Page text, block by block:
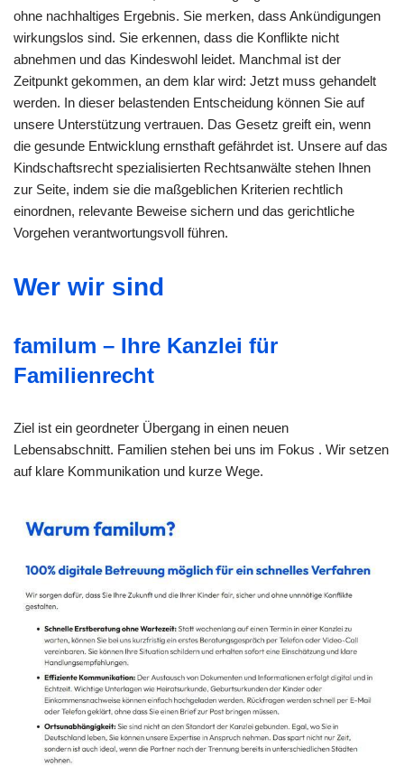
ohne nachhaltiges Ergebnis. Sie merken, dass Ankündigungen
wirkungslos sind. Sie erkennen, dass die Konflikte nicht
abnehmen und das Kindeswohl leidet. Manchmal ist der
Zeitpunkt gekommen, an dem klar wird: Jetzt muss gehandelt
werden. In dieser belastenden Entscheidung können Sie auf
unsere Unterstützung vertrauen. Das Gesetz greift ein, wenn
die gesunde Entwicklung ernsthaft gefährdet ist. Unsere auf das
Kindschaftsrecht spezialisierten Rechtsanwälte stehen Ihnen
zur Seite, indem sie die maßgeblichen Kriterien rechtlich
einordnen, relevante Beweise sichern und das gerichtliche
Vorgehen verantwortungsvoll führen.
Wer wir sind
familum – Ihre Kanzlei für
Familienrecht
Ziel ist ein geordneter Übergang in einen neuen
Lebensabschnitt. Familien stehen bei uns im Fokus . Wir setzen
auf klare Kommunikation und kurze Wege.